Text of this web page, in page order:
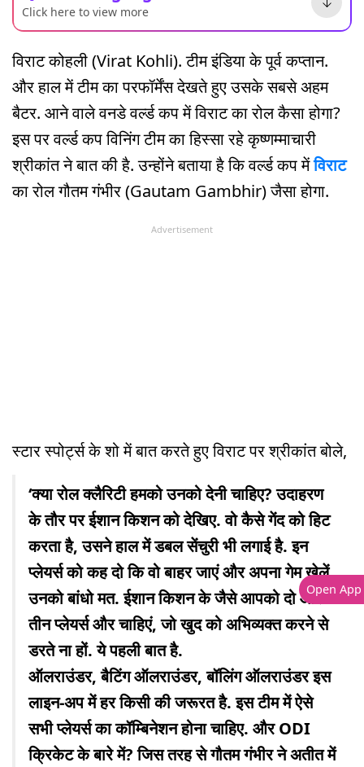
Click here to view more
विराट कोहली (Virat Kohli). टीम इंडिया के पूर्व कप्तान.
और हाल में टीम का परफॉर्मेंस देखते हुए उसके सबसे अहम
बैटर. आने वाले वनडे वर्ल्ड कप में विराट का रोल कैसा होगा?
इस पर वर्ल्ड कप विनिंग टीम का हिस्सा रहे कृष्णम्माचारी
श्रीकांत ने बात की है. उन्होंने बताया है कि वर्ल्ड कप मेंविराट
का रोल गौतम गंभीर (Gautam Gambhir) जैसा होगा.
Advertisement
स्टार स्पोर्ट्स के शो में बात करते हुए विराट पर श्रीकांत बोले,
‘क्या रोल क्लैरिटी हमको उनको देनी चाहिए? उदाहरण
के तौर पर ईशान किशन को देखिए. वो कैसे गेंद को हिट
करता है, उसने हाल में डबल सेंचुरी भी लगाई है. इन
प्लेयर्स को कह दो कि वो बाहर जाएं और अपना गेम खेलें.
उनको बांधो मत. ईशान किशन के जैसे आपको दो और
तीन प्लेयर्स और चाहिएं, जो खुद को अभिव्यक्त करने से
डरते ना हों. ये पहली बात है.
ऑलराउंडर, बैटिंग ऑलराउंडर, बॉलिंग ऑलराउंडर इस
लाइन-अप में हर किसी की जरूरत है. इस टीम में ऐसे
सभी प्लेयर्स का कॉम्बिनेशन होना चाहिए. और ODI
क्रिकेट के बारे में? जिस तरह से गौतम गंभीर ने अतीत में
Open App